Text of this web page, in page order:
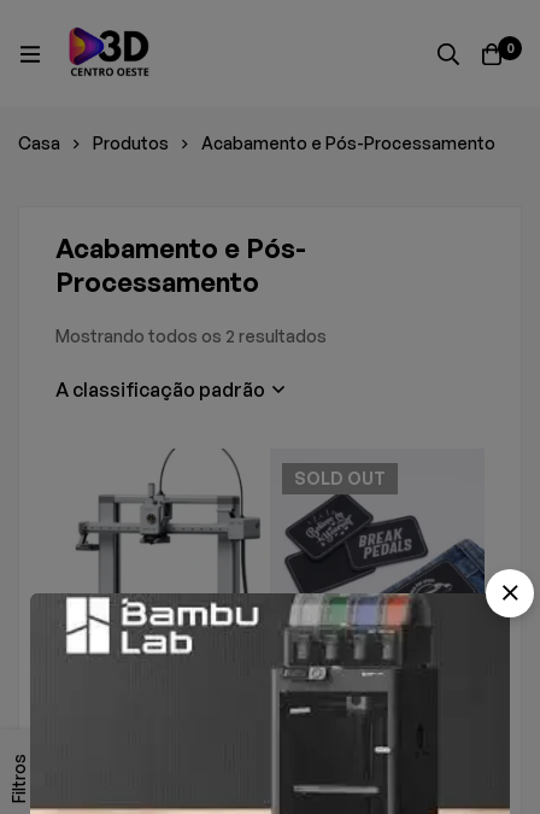
0
Casa Produtos Acabamento e Pós-Processamento
Filtros
Acabamento e Pós-
Processamento
Mostrando todos os 2 resultados
A classificação padrão
SOLD OUT
75,00